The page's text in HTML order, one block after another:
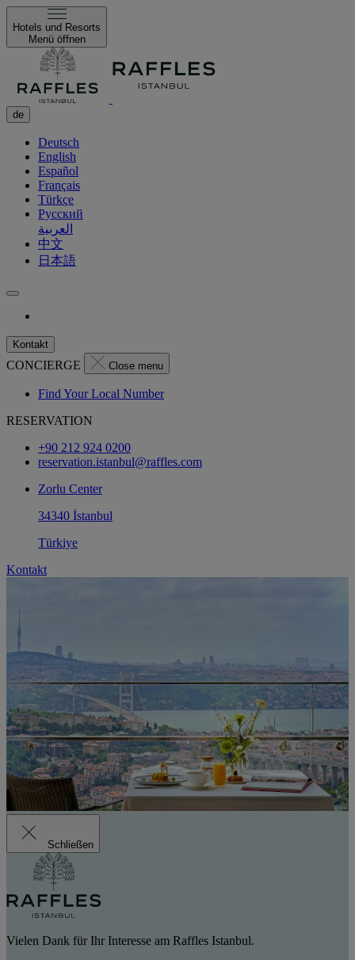
Hotels und Resorts
Menü öffnen
de
Deutsch
English
Español
Français
Türkçe
Русский
العربية
中文
日本語
Kontakt
CONCIERGE Close menu
Find Your Local Number
RESERVATION
+90 212 924 0200
reservation.istanbul@raffles.com
Zorlu Center
34340 İstanbul
Türkiye
Kontakt
Schließen
Vielen Dank für Ihr Interesse am Raffles Istanbul.